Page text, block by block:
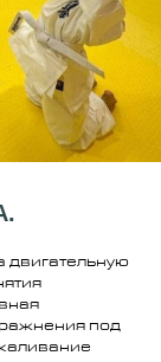
двигательную
под